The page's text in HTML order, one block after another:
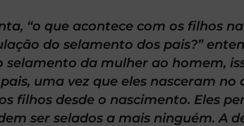
“o que acontece com os filhos
do selamento dos pais?”
selamento da mulher ao homem,
uma vez que eles nasceram no
filhos desde o nascimento. Eles
ser selados a mais ninguém. A